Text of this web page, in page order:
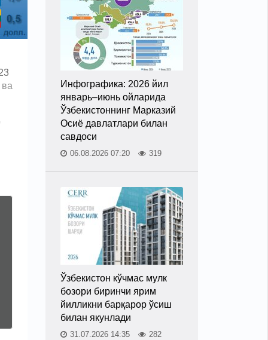
Инфографика: 2026 йил
январь–июнь ойларида
Ўзбекистоннинг Марказий
Осиё давлатлари билан
савдоси
06.08.2026 07:20 319
Ўзбекистон кўчмас мулк
бозори биринчи ярим
йилликни барқарор ўсиш
билан якунлади
31.07.2026 14:35 282